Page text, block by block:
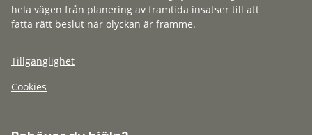
hela vägen från planering av framtida insatser till att
fatta rätt beslut när olyckan är framme.
Tillgänglighet
Cookies